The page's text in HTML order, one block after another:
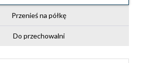
Przenieś na półkę
Do przechowalni